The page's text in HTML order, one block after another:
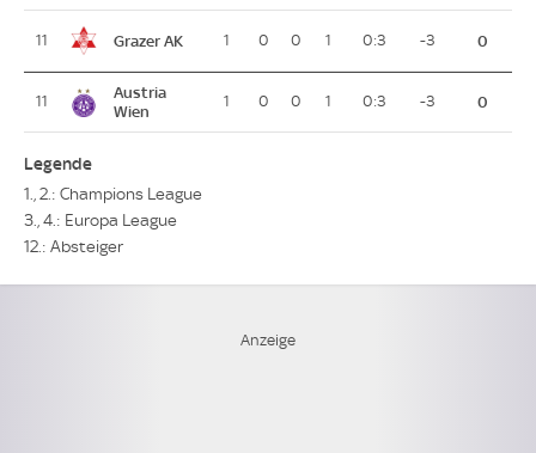
11 Grazer AK 1 0 0 1 0:3 -3 0
11
Austria
Wien
1 0 0 1 0:3 -3 0
Legende
1., 2.: Champions League
3., 4.: Europa League
12.: Absteiger